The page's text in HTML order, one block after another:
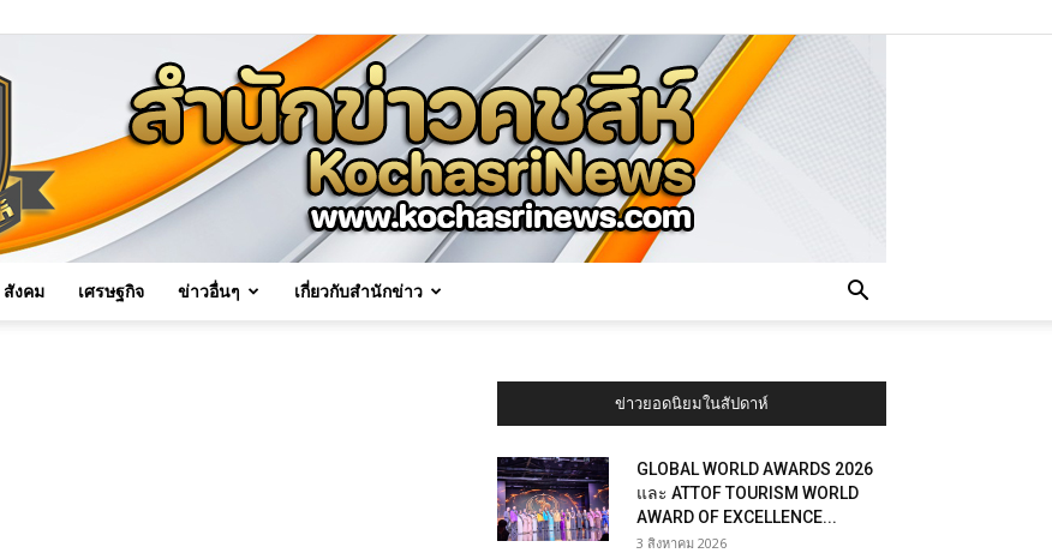
สังคม เศรษฐกิจ ข่าวอื่นๆ เกี่ยวกับสำนักข่าว
ข่าวยอดนิยมในสัปดาห์
GLOBAL WORLD AWARDS 2026
และ ATTOF TOURISM WORLD
AWARD OF EXCELLENCE...
3 สิงหาคม 2026